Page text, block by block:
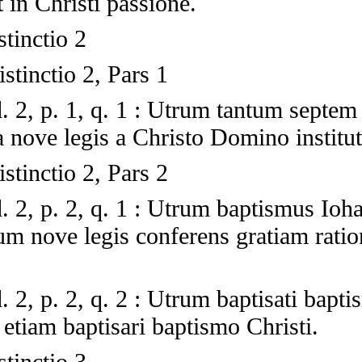
2
2, Pars 1
2, p. 1, q. 1 : Utrum tantum
nove legis a Christo Domino
2, Pars 2
2, p. 2, q. 1 : Utrum baptismus
nove legis conferens gratiam
2, p. 2, q. 2 : Utrum baptisati
baptisari baptismo Christi.